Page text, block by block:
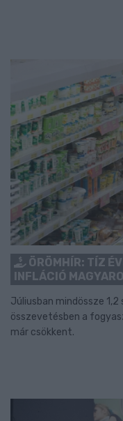
ÖRÖMHÍR: TÍZ
INFLÁCIÓ
Júliusban mindössze
összevetésben a
már csökkent.